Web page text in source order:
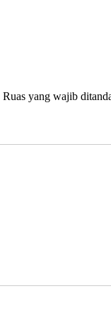
Ruas yang wajib